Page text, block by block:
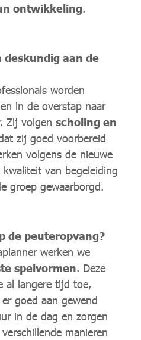
ontwikkeling.
deskundig aan de
worden
in de overstap naar
Zij volgen scholing en
zij goed voorbereid
volgens de nieuwe
van begeleiding
groep gewaarborgd.
de peuteropvang?
werken we
spelvormen. Deze
al langere tijd toe,
goed aan gewend
in de dag en zorgen
manieren